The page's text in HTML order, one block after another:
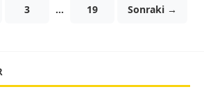
3 … 19 Sonraki →